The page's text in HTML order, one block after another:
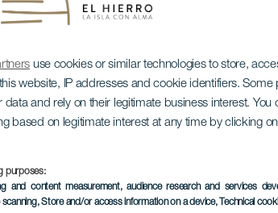
use cookies or similar technologies to store,
website, IP addresses and cookie identifiers. Some
and rely on their legitimate business interest. You
based on legitimate interest at any time by clicking
purposes:
and content measurement, audience research and services
, Store and/or access information on a device, Technical